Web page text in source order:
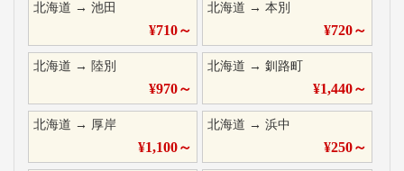
北海道 → 池田
¥710～
北海道 →本別
¥720～
北海道 → 陸別
¥970～
北海道 →釧路町
¥1,440～
北海道 → 厚岸
¥1,100～
北海道 →浜中
¥250～